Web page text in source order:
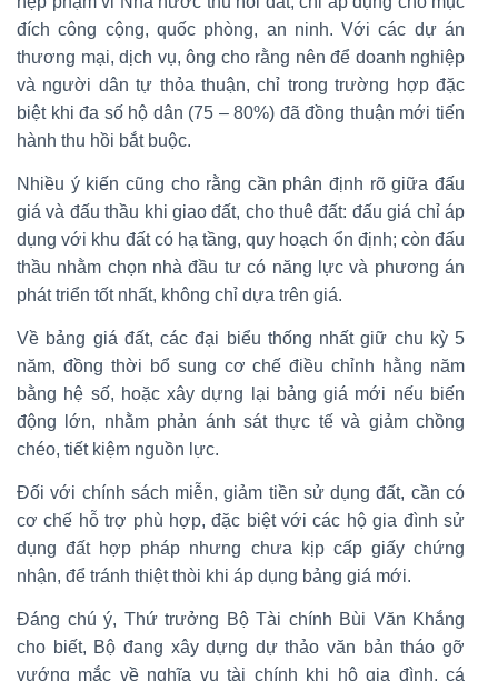
đích công cộng, quốc phòng, an ninh. Với các dự án
thương mại, dịch vụ, ông cho rằng nên để doanh nghiệp
và người dân tự thỏa thuận, chỉ trong trường hợp đặc
biệt khi đa số hộ dân (75 – 80%) đã đồng thuận mới tiến
hành thu hồi bắt buộc.
Nhiều ý kiến cũng cho rằng cần phân định rõ giữa đấu
giá và đấu thầu khi giao đất, cho thuê đất: đấu giá chỉ áp
dụng với khu đất có hạ tầng, quy hoạch ổn định; còn đấu
thầu nhằm chọn nhà đầu tư có năng lực và phương án
phát triển tốt nhất, không chỉ dựa trên giá.
Về bảng giá đất, các đại biểu thống nhất giữ chu kỳ 5
năm, đồng thời bổ sung cơ chế điều chỉnh hằng năm
bằng hệ số, hoặc xây dựng lại bảng giá mới nếu biến
động lớn, nhằm phản ánh sát thực tế và giảm chồng
chéo, tiết kiệm nguồn lực.
Đối với chính sách miễn, giảm tiền sử dụng đất, cần có
cơ chế hỗ trợ phù hợp, đặc biệt với các hộ gia đình sử
dụng đất hợp pháp nhưng chưa kịp cấp giấy chứng
nhận, để tránh thiệt thòi khi áp dụng bảng giá mới.
Đáng chú ý, Thứ trưởng Bộ Tài chính Bùi Văn Khắng
cho biết, Bộ đang xây dựng dự thảo văn bản tháo gỡ
vướng mắc về nghĩa vụ tài chính khi hộ gia đình, cá